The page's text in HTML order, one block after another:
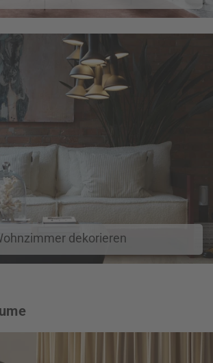
dekorieren